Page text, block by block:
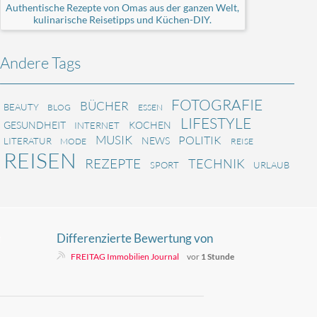
Authentische Rezepte von Omas aus der ganzen Welt,
kulinarische Reisetipps und Küchen-DIY.
Andere Tags
BEAUTY BLOG BÜCHER ESSEN FOTOGRAFIE
GESUNDHEIT INTERNET KOCHEN LIFESTYLE
LITERATUR MODE MUSIK NEWS POLITIK REISE
REISEN REZEPTE SPORT TECHNIK URLAUB
Differenzierte Bewertung von
Immobilienwerten in volatilen
FREITAG Immobilien Journal vor 1 Stunde